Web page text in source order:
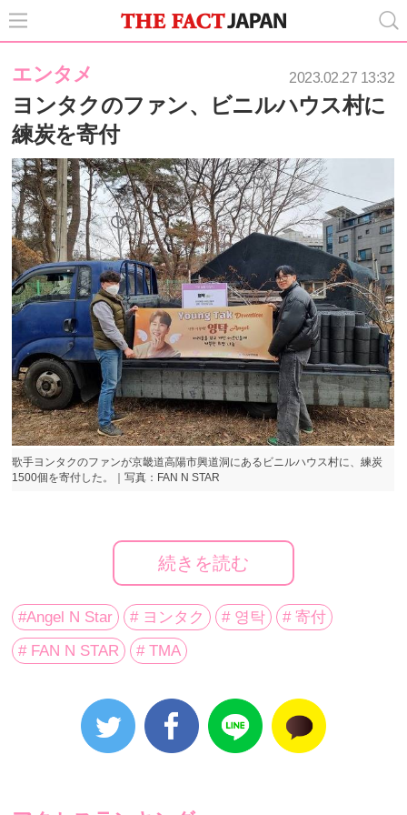
エンタメ 2023.02.27 13:32
ヨンタクのファン、ビニルハウス村に
練炭を寄付
歌手ヨンタクのファンが京畿道高陽市興道洞にあるビニルハウス村に、練炭
1500個を寄付した。｜写真：FAN N STAR
歌手ヨンタクのファンが助けが必要な村に連絡を寄付
２月16日、京畿道高陽市の興道洞にあるビニルハウス
村では、ヨンタクのファン（以下、ヨンタクAngel）が
練炭1500個の寄付式が行われた。
で毎月寄付プロジェクトを実施しているAngel N Starに
て、１月のプロジェクトとして練炭の寄付が行われ、
続きを読む
#Angel N Star # ヨンタク # 영탁
# 寄付
# FAN N STAR
# TMA